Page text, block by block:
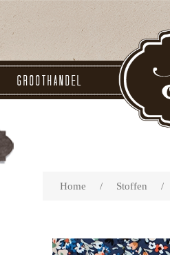
Groothandel
Home / Stoffen /